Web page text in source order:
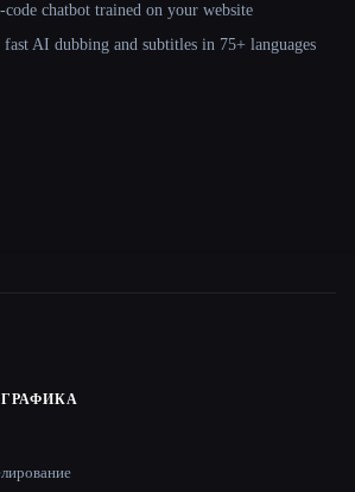
chatbot trained on your website
AI dubbing and subtitles in 75+ languages